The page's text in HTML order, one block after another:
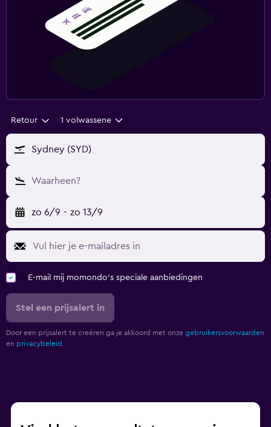
Retour 1 volwassene
Sydney (SYD)
Waarheen?
zo 6/9 - zo 13/9
E-mail mij momondo's speciale aanbiedingen
Stel een prijsalert in
Door een prijsalert te creëren ga je akkoord met onze gebruikersvoorwaarden
en privacybeleid.